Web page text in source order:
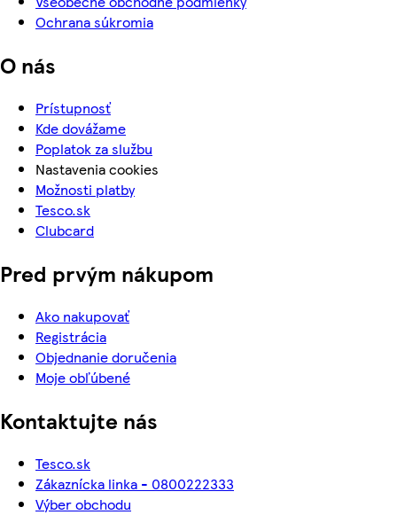
Ochrana súkromia
O nás
Prístupnosť
Kde dovážame
Poplatok za službu
Nastavenia cookies
Možnosti platby
Tesco.sk
Clubcard
Pred prvým nákupom
Ako nakupovať
Registrácia
Objednanie doručenia
Moje obľúbené
Kontaktujte nás
Tesco.sk
Zákaznícka linka - 0800222333
Výber obchodu